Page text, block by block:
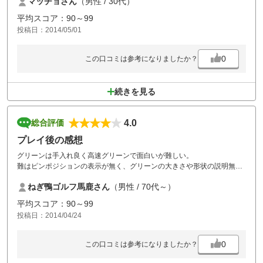
平均スコア：90～99
投稿日：2014/05/01
この口コミは参考になりましたか？ 0
続きを見る
総合評価
4.0
プレイ後の感想
グリーンは手入れ良く高速グリーンで面白いが難しい。
難はピンポジションの表示が無く、グリーンの大きさや形状の説明無く
ピンポジの表示はグリーンの旗の色で奥、センター、手前の３分類のみ
で、カツプまでの距離が判らない状態で５ヤード刻みで打つ私としては
１００ヤード以内で特に困りました。改善して頂きたい。
ねぎ鴨ゴルフ馬鹿さん （男性 / 70代～）
平均スコア：90～99
投稿日：2014/04/24
この口コミは参考になりましたか？ 0